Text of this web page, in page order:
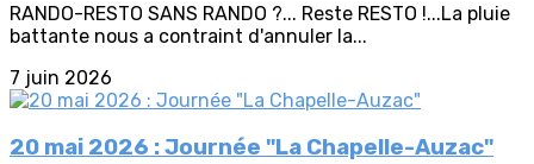
RANDO-RESTO SANS RANDO ?... Reste RESTO !...La pluie
battante nous a contraint d'annuler la...
7 juin 2026
20 mai 2026 : Journée "La Chapelle-Auzac"